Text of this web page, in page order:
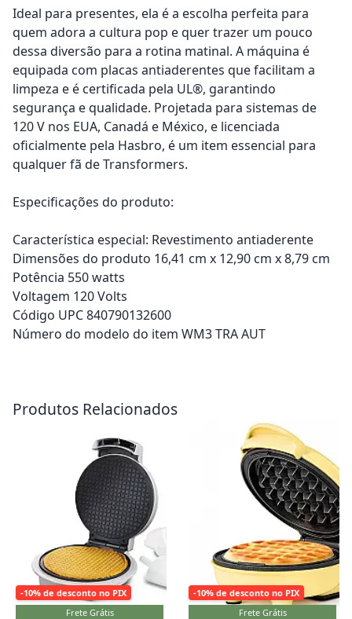
Ideal para presentes, ela é a escolha perfeita para
quem adora a cultura pop e quer trazer um pouco
dessa diversão para a rotina matinal. A máquina é
equipada com placas antiaderentes que facilitam a
limpeza e é certificada pela UL®, garantindo
segurança e qualidade. Projetada para sistemas de
120 V nos EUA, Canadá e México, e licenciada
oficialmente pela Hasbro, é um item essencial para
qualquer fã de Transformers.
Especificações do produto:
Característica especial: Revestimento antiaderente
Dimensões do produto 16,41 cm x 12,90 cm x 8,79 cm
Potência 550 watts
Voltagem 120 Volts
Código UPC 840790132600
Número do modelo do item WM3 TRA AUT
Produtos Relacionados
-10% de desconto no PIX
Frete Grátis
-10% de desconto no PIX
Frete Grátis